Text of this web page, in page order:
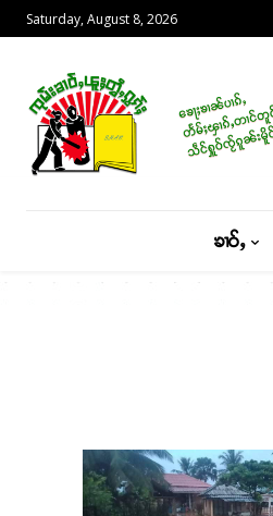
Saturday, August 8, 2026
ၶၢဝ်ႇ